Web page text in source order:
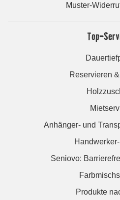
Muster-
Top-
Reservieren
Anhänger- und
Seniovo:
Produkte